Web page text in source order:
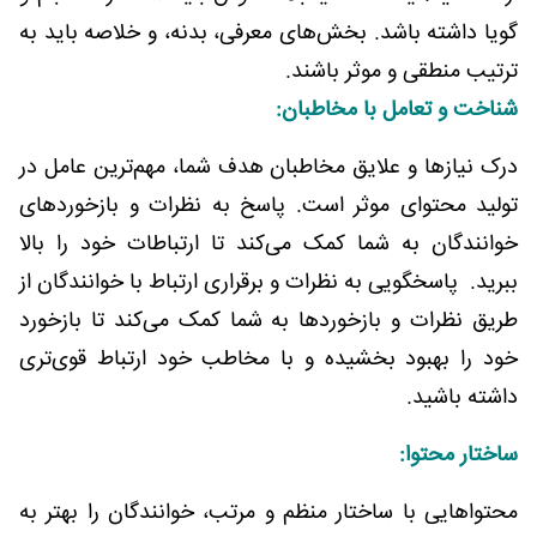
گویا داشته باشد. بخش‌های معرفی، بدنه، و خلاصه باید به
ترتیب منطقی و موثر باشند.
شناخت و تعامل با مخاطبان:
درک نیازها و علایق مخاطبان هدف شما، مهم‌ترین عامل در
تولید محتوای موثر است. پاسخ به نظرات و بازخوردهای
خوانندگان به شما کمک می‌کند تا ارتباطات خود را بالا
ببرید. پاسخگویی به نظرات و برقراری ارتباط با خوانندگان از
طریق نظرات و بازخوردها به شما کمک می‌کند تا بازخورد
خود را بهبود بخشیده و با مخاطب خود ارتباط قوی‌تری
داشته باشید.
ساختار محتوا:
محتواهایی با ساختار منظم و مرتب، خوانندگان را بهتر به